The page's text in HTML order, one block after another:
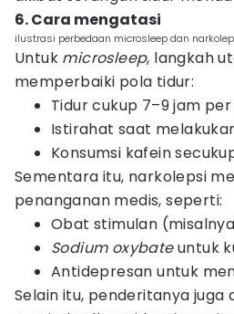
6. Cara mengatasi
ilustrasi perbedaan microsleep dan
Untuk microsleep, langkah
memperbaiki pola tidur:
Tidur cukup 7–9 jam
Istirahat saat
Konsumsi kafein
Sementara itu, narkolepsi
penanganan medis, seperti:
Obat stimulan
Sodium oxybateuntuk
Antidepresan untuk
Selain itu, penderitanya juga